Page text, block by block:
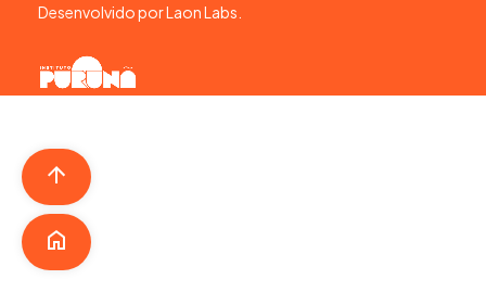
Desenvolvido porLaon Labs